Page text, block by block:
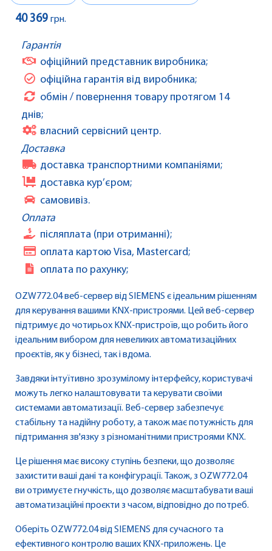
40 369 грн.
Гарантія
офіційний представник виробника;
офіційна гарантія від виробника;
обмін / повернення товару протягом 14
днів;
власний сервісний центр.
Доставка
доставка транспортними компаніями;
доставка кур’єром;
самовивіз.
Оплата
післяплата (при отриманні);
оплата картою Visa, Mastercard;
оплата по рахунку;
OZW772.04 веб-сервер від SIEMENS є ідеальним рішенням
для керування вашими KNX-пристроями. Цей веб-сервер
підтримує до чотирьох KNX-пристроїв, що робить його
ідеальним вибором для невеликих автоматизаційних
проєктів, як у бізнесі, так і вдома.
Завдяки інтуїтивно зрозумілому інтерфейсу, користувачі
можуть легко налаштовувати та керувати своїми
системами автоматизації. Веб-сервер забезпечує
стабільну та надійну роботу, а також має потужність для
підтримання зв'язку з різноманітними пристроями KNX.
Це рішення має високу ступінь безпеки, що дозволяє
захистити ваші дані та конфігурації. Також, з OZW772.04
ви отримуєте гнучкість, що дозволяє масштабувати ваші
автоматизаційні проєкти з часом, відповідно до потреб.
Оберіть OZW772.04 від SIEMENS для сучасного та
ефективного контролю ваших KNX-приложень. Це